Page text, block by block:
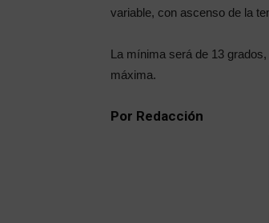
variable, con ascenso de la
La mínima será de 13
máxima.
Por Redacción